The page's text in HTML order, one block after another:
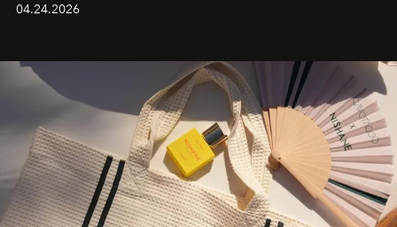
04.24.2026